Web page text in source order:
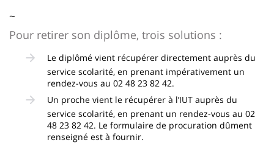
content
Contenu
de
page
principale
~
Pour retirer son diplôme, trois solutions :
Le diplômé vient récupérer directement auprès du
service scolarité, en prenant impérativement un
rendez-vous au 02 48 23 82 42.
Un proche vient le récupérer à l’IUT auprès du
service scolarité, en prenant un rendez-vous au 02
48 23 82 42. Le formulaire de procuration dûment
renseigné est à fournir.